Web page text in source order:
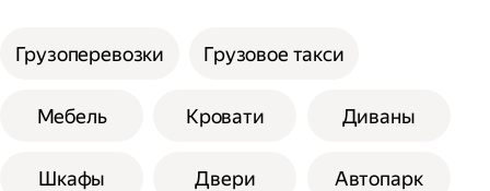
Грузоперевозки Грузовое такси
Мебель Кровати Диваны
Шкафы Двери Автопарк